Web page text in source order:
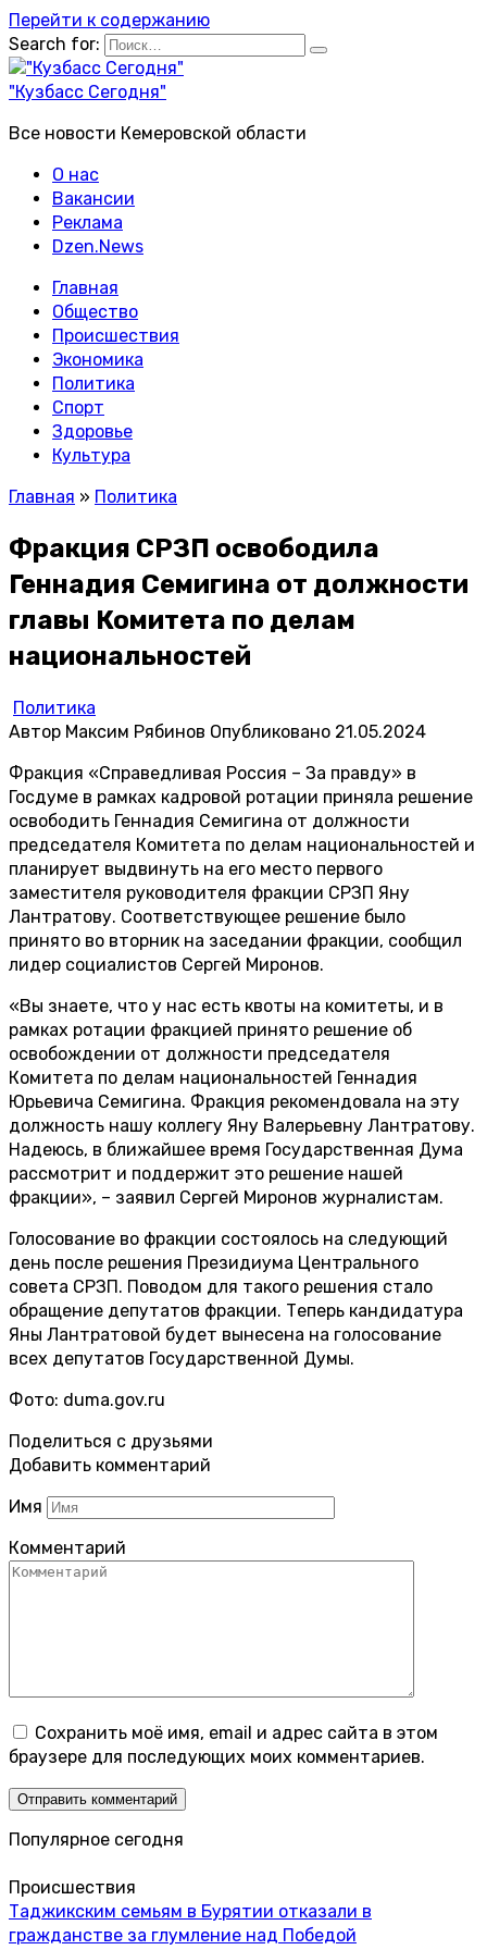
Перейти к содержанию
Search for:
"Кузбасс Сегодня"
Все новости Кемеровской области
О нас
Вакансии
Реклама
Dzen.News
Главная
Общество
Происшествия
Экономика
Политика
Спорт
Здоровье
Культура
Главная » Политика
Фракция СРЗП освободила
Геннадия Семигина от должности
главы Комитета по делам
национальностей
Политика
Автор Максим Рябинов Опубликовано 21.05.2024
Фракция «Справедливая Россия – За правду» в
Госдуме в рамках кадровой ротации приняла решение
освободить Геннадия Семигина от должности
председателя Комитета по делам национальностей и
планирует выдвинуть на его место первого
заместителя руководителя фракции СРЗП Яну
Лантратову. Соответствующее решение было
принято во вторник на заседании фракции, сообщил
лидер социалистов Сергей Миронов.
«Вы знаете, что у нас есть квоты на комитеты, и в
рамках ротации фракцией принято решение об
освобождении от должности председателя
Комитета по делам национальностей Геннадия
Юрьевича Семигина. Фракция рекомендовала на эту
должность нашу коллегу Яну Валерьевну Лантратову.
Надеюсь, в ближайшее время Государственная Дума
рассмотрит и поддержит это решение нашей
фракции», – заявил Сергей Миронов журналистам.
Голосование во фракции состоялось на следующий
день после решения Президиума Центрального
совета СРЗП. Поводом для такого решения стало
обращение депутатов фракции. Теперь кандидатура
Яны Лантратовой будет вынесена на голосование
всех депутатов Государственной Думы.
Фото: duma.gov.ru
Поделиться с друзьями
Добавить комментарий
Имя
Комментарий
Сохранить моё имя, email и адрес сайта в этом
браузере для последующих моих комментариев.
Популярное сегодня
Происшествия
Таджикским семьям в Бурятии отказали в
гражданстве за глумление над Победой